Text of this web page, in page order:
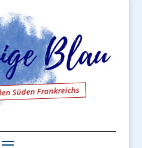
Süden Frankreichs